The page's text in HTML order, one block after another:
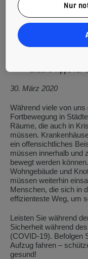
Aufzüge sind per
sich Personen
wesentliches
insbesondere in
30. März 2020
Während viele von
Fortbewegung in
Räume, die auch in
müssen.
ein offensichtliches
müssen innerhalb und
bewegt werden
Wohngebäude und
müssen weiterhin
Menschen, die sich in
effizienteste Weg, um
Leisten Sie während
Sicherheit während
(COVID-19). Befolgen
Aufzug fahren –
gesund!
Nur